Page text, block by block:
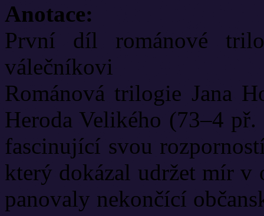
Anotace:
První díl románové
válečníkovi
Románová trilogie Jana
Heroda Velikého (73–4
fascinující svou
který dokázal udržet mír v
panovaly nekončící